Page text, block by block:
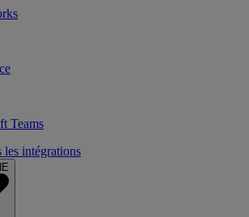
Teams
intégrations